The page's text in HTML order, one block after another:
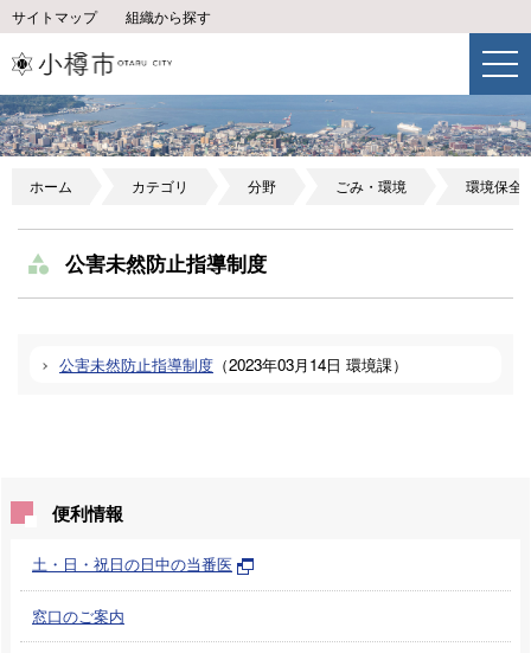
サイトマップ 組織から探す
ホーム カテゴリ 分野 ごみ・環境 環境保全
公害未然防止指導制度
公害未然防止指導制度 （2023年03月14日 環境課）
便利情報
土・日・祝日の日中の当番医
窓口のご案内